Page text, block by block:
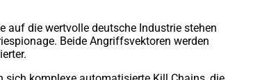
auf die wertvolle deutsche Industrie stehen
Beide Angriffsvektoren werden